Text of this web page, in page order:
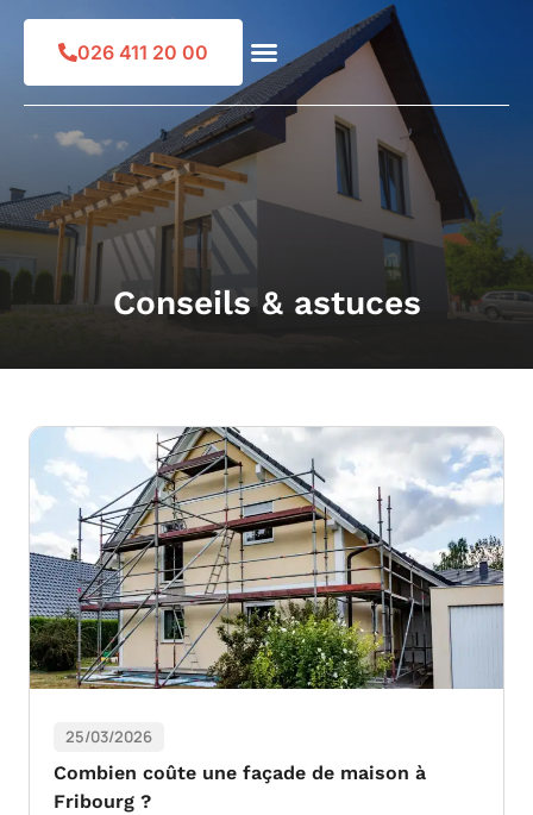
Skip
026 411 20 00
Conseils & astuces
25/03/2026
Combien coûte une façade de maison à
Fribourg ?